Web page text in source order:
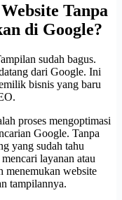
Tanpa
di Google?
sudah bagus.
dari Google. Ini
bisnis yang baru
proses mengoptimasi
Google. Tanpa
yang sudah tahu
layanan atau
menemukan website
tampilannya.